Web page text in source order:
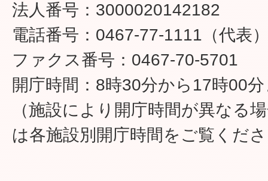
法人番号：3000020142182
電話番号：0467-77-1111（代表
ファクス番号：0467-70-5701
開庁時間：8時30分から17時00
（施設により開庁時間が異なる
は各施設別開庁時間をご覧くだ